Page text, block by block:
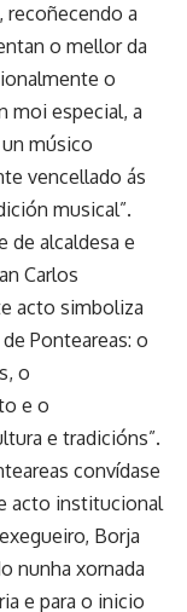
recoñecendo a
o mellor da
o
moi especial, a
un músico
vencellado ás
musical”.
de alcaldesa e
Carlos
acto simboliza
Ponteareas: o
o
e o
e tradicións”.
convídase
acto institucional
Borja
nunha xornada
e para o inicio